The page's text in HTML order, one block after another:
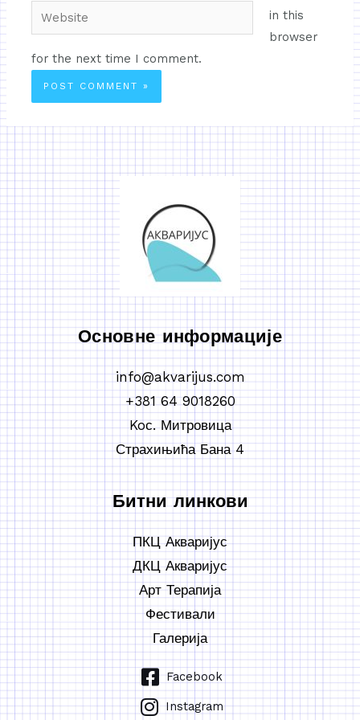
in this
browser
for the next time I comment.
Основне информације
info@akvarijus.com
+381 64 9018260
Koс. Митровица
Страхињића Бана 4
Битни линкови
ПКЦ Акваријус
ДКЦ Акваријус
Арт Терапија
Фестивали
Галерија
Facebook
Instagram